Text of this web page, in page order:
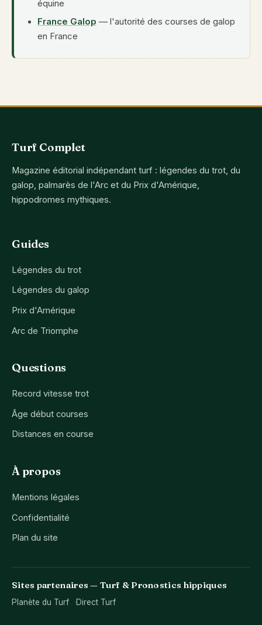
équine
France Galop — l'autorité des courses de galop
en France
Turf Complet
Magazine éditorial indépendant turf : légendes du trot, du
galop, palmarès de l'Arc et du Prix d'Amérique,
hippodromes mythiques.
Guides
Légendes du trot
Légendes du galop
Prix d'Amérique
Arc de Triomphe
Questions
Record vitesse trot
Âge début courses
Distances en course
À propos
Mentions légales
Confidentialité
Plan du site
Sites partenaires — Turf & Pronostics hippiques
Planète du Turf Direct Turf